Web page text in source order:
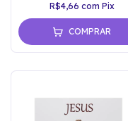
R$4,66 com Pix
COMPRAR